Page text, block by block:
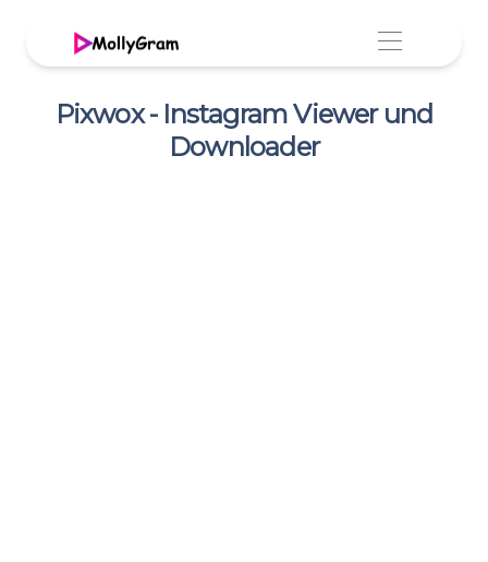
Pixwox - Instagram Viewer und
Downloader